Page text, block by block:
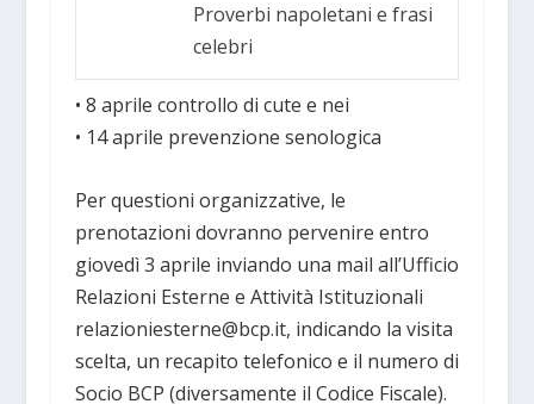
Proverbi napoletani e frasi
celebri
• 8 aprile controllo di cute e nei
• 14 aprile prevenzione senologica
Per questioni organizzative, le
prenotazioni dovranno pervenire entro
giovedì 3 aprile inviando una mail all’Ufficio
Relazioni Esterne e Attività Istituzionali
relazioniesterne@bcp.it, indicando la visita
scelta, un recapito telefonico e il numero di
Socio BCP (diversamente il Codice Fiscale).